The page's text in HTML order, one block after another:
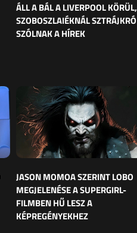
ÁLL A BÁL A LIVERPOOL KÖRÜL,
SZOBOSZLAIÉKNÁL
SZÓLNAK A HÍREK
JASON MOMOA SZERINT LOBO
MEGJELENÉSE A SUPERGIRL-
FILMBEN HŰ LESZ A
KÉPREGÉNYEKHEZ